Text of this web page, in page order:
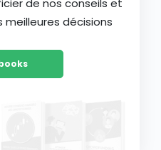
de nos conseils et
décisions